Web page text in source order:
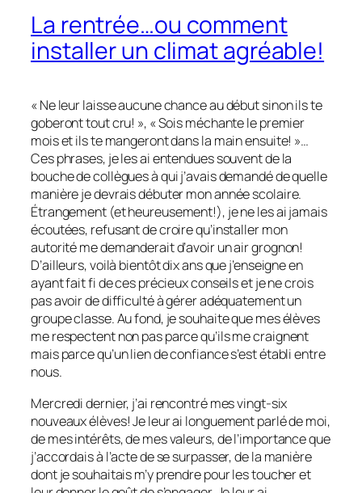
La rentrée…ou comment
installer un climat agréable!
« Ne leur laisse aucune chance au début sinon ils te
goberont tout cru! », « Sois méchante le premier
mois et ils te mangeront dans la main ensuite! »…
Ces phrases, je les ai entendues souvent de la
bouche de collègues à qui j’avais demandé de quelle
manière je devrais débuter mon année scolaire.
Étrangement (et heureusement!), je ne les ai jamais
écoutées, refusant de croire qu’installer mon
autorité me demanderait d’avoir un air grognon!
D’ailleurs, voilà bientôt dix ans que j’enseigne en
ayant fait fi de ces précieux conseils et je ne crois
pas avoir de difficulté à gérer adéquatement un
groupe classe. Au fond, je souhaite que mes élèves
me respectent non pas parce qu’ils me craignent
mais parce qu’un lien de confiance s’est établi entre
nous.
Mercredi dernier, j’ai rencontré mes vingt-six
nouveaux élèves! Je leur ai longuement parlé de moi,
de mes intérêts, de mes valeurs, de l’importance que
j’accordais à l’acte de se surpasser, de la manière
dont je souhaitais m’y prendre pour les toucher et